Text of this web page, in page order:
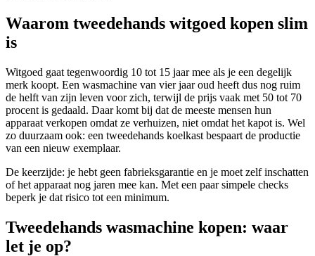
Waarom tweedehands witgoed kopen slim
is
Witgoed gaat tegenwoordig 10 tot 15 jaar mee als je een degelijk
merk koopt. Een wasmachine van vier jaar oud heeft dus nog ruim
de helft van zijn leven voor zich, terwijl de prijs vaak met 50 tot 70
procent is gedaald. Daar komt bij dat de meeste mensen hun
apparaat verkopen omdat ze verhuizen, niet omdat het kapot is. Wel
zo duurzaam ook: een tweedehands koelkast bespaart de productie
van een nieuw exemplaar.
De keerzijde: je hebt geen fabrieksgarantie en je moet zelf inschatten
of het apparaat nog jaren mee kan. Met een paar simpele checks
beperk je dat risico tot een minimum.
Tweedehands wasmachine kopen: waar
let je op?